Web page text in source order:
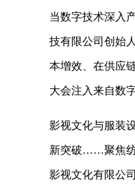
当数字技术深入
技有限公司创始
本增效、在供应
大会注入来自数
影视文化与服装
新突破……聚焦纺
影视文化有限公